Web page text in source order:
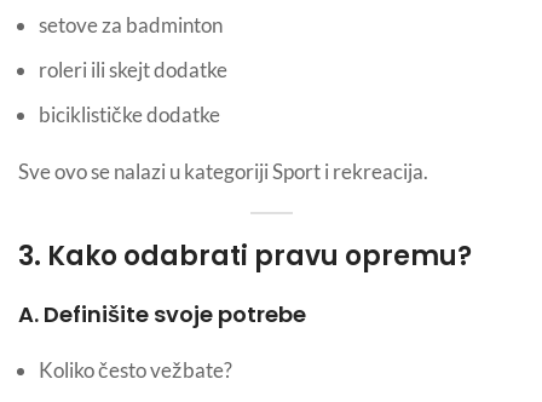
setove za badminton
roleri ili skejt dodatke
biciklističke dodatke
Sve ovo se nalazi u kategoriji Sport i rekreacija.
3. Kako odabrati pravu opremu?
A. Definišite svoje potrebe
Koliko često vežbate?